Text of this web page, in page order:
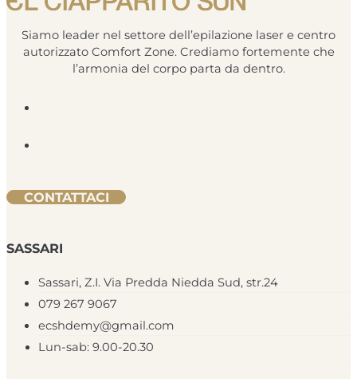
Siamo leader nel settore dell’epilazione laser e centro
autorizzato Comfort Zone. Crediamo fortemente che
l’armonia del corpo parta da dentro.
CONTATTACI
SASSARI
Sassari, Z.I. Via Predda Niedda Sud, str.24
079 267 9067
ecshdemy@gmail.com
Lun-sab: 9.00-20.30